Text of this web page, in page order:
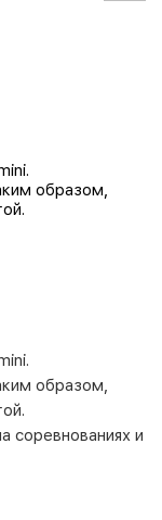
образом,
образом,
соревнованиях и